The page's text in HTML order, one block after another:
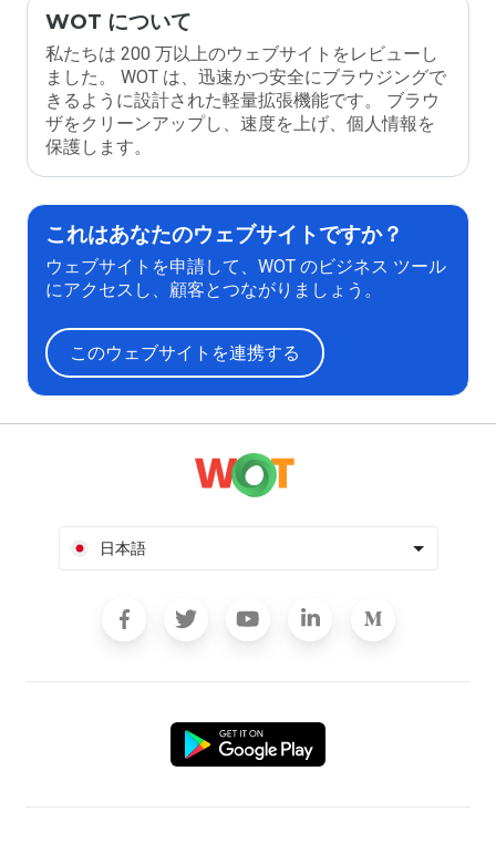
WOT について
私たちは 200 万以上のウェブサイトをレビューし
ました。 WOT は、迅速かつ安全にブラウジングで
きるように設計された軽量拡張機能です。 ブラウ
ザをクリーンアップし、速度を上げ、個人情報を
保護します。
これはあなたのウェブサイトですか？
ウェブサイトを申請して、WOT のビジネス ツール
にアクセスし、顧客とつながりましょう。
このウェブサイトを連携する
日本語